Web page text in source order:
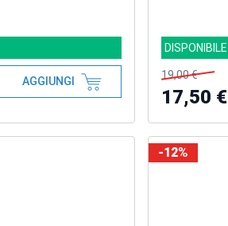
AGGIUNGI
DISPONIBILE
19,00 €
17,50 €
-12%